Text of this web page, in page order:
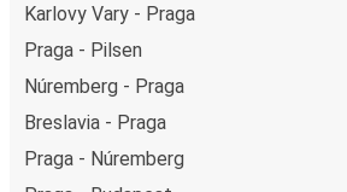
Karlovy Vary - Praga
Praga - Pilsen
Núremberg - Praga
Breslavia - Praga
Praga - Núremberg